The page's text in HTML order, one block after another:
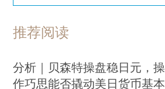
推荐阅读
分析｜贝森特操盘稳日元，操
作巧思能否撬动美日货币基本